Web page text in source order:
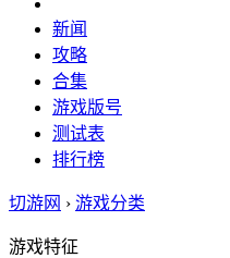
新闻
攻略
合集
游戏版号
测试表
排行榜
切游网 › 游戏分类
游戏特征